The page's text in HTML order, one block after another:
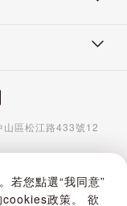
若您點選“我同意”
cookies政策。 欲
尺之
雲霧
。茶
，滋
淡
區松江路433號12
| 服
| Powered by Hotai